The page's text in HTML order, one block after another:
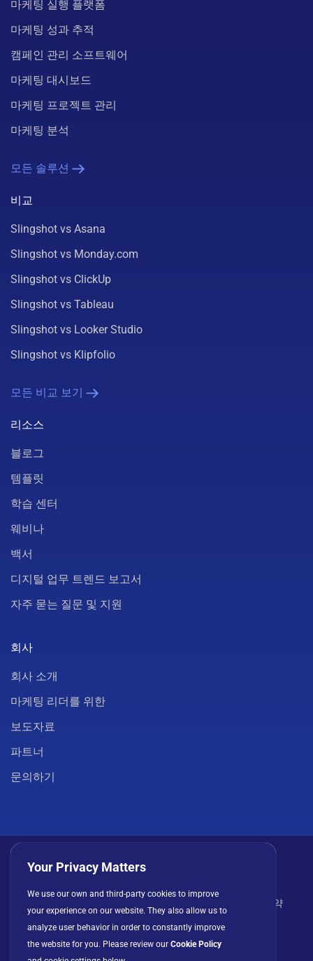
마케팅 실행 플랫폼
마케팅 성과 추적
캠페인 관리 소프트웨어
마케팅 대시보드
마케팅 프로젝트 관리
마케팅 분석
모든 솔루션
비교
Slingshot vs Asana
Slingshot vs Monday.com
Slingshot vs ClickUp
Slingshot vs Tableau
Slingshot vs Looker Studio
Slingshot vs Klipfolio
모든 비교 보기
리소스
블로그
템플릿
학습 센터
웨비나
백서
디지털 업무 트렌드 보고서
자주 묻는 질문 및 지원
회사
회사 소개
마케팅 리더를 위한
보도자료
파트너
문의하기
라이선스 계약
Your Privacy Matters
We use our own and third-party cookies to improve
your experience on our website. They also allow us to
analyze user behavior in order to constantly improve
the website for you. Please review our Cookie Policy